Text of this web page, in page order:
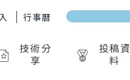
行事曆
技術分
享
投稿資
料